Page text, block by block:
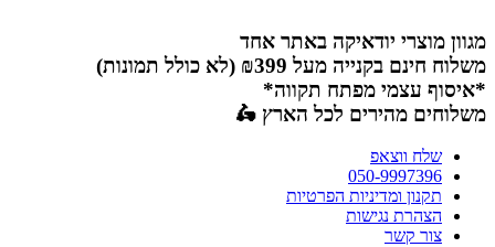
לתוכן
מגוון מוצרי יודאיקה באתר אחד
משלוח חינם בקנייה מעל ₪399 (לא כולל תמונות)
*איסוף עצמי מפתח תקווה*
משלוחים מהירים לכל הארץ 🛵
שלח ווצאפ
050-9997396
תקנון ומדיניות הפרטיות
הצהרת נגישות
צור קשר